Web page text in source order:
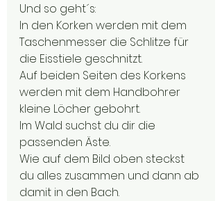
Und so geht´s:
In den Korken werden mit dem
Taschenmesser die Schlitze für
die Eisstiele geschnitzt.
Auf beiden Seiten des Korkens
werden mit dem Handbohrer
kleine Löcher gebohrt.
Im Wald suchst du dir die
passenden Äste.
Wie auf dem Bild oben steckst
du alles zusammen und dann ab
damit in den Bach.